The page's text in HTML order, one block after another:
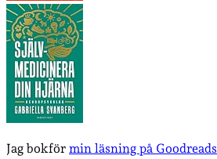
Jag bokför min läsning på Goodreads